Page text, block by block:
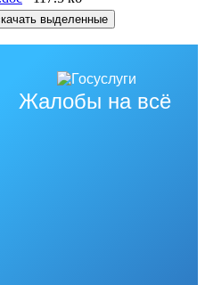
выделенные
Жалобы на всё